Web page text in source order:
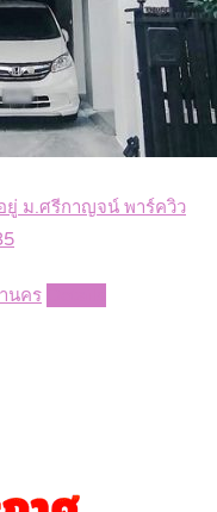
ยู่ ม.ศรีกาญจน์ พาร์ควิว
นคร